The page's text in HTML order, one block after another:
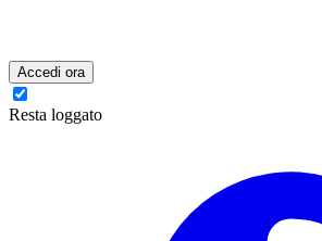
Accedi ora
Resta loggato